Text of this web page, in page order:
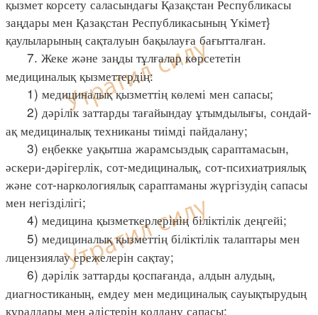
қызмет корсету саласындағы Қазақстан Республикасы
заңдары мен Қазақстан Республикасының Үкімет}
қаулыларының сақталуын бақылауға бағытталған.
7. Жеке және заңды тұлғалар көрсететін
медициналық қызметтердің:
1) медициналық қызметтің көлемі мен сапасы;
2) дәрілік заттарды тағайындау ұтымдылығы, сондай-
ақ медициналық техниканы тиімді пайдалану;
3) еңбекке уақытша жарамсыздық сараптамасын,
әскери-дәрігерлік, сот-медициналық, сот-психиатриялық
және сот-наркологиялық сараптаманы жүргізудің сапасы
мен негізділігі;
4) медицина қызметкерлерінің біліктілік деңгейі;
5) медициналық қызметтің біліктілік талаптары мен
лицензиялау ережелерін сақтау;
6) дәрілік заттарды қоспағанда, алдын алудың,
диагностиканың, емдеу мен медициналық сауықтырудың
құралдары мен әдістерін қолдану сапасы;